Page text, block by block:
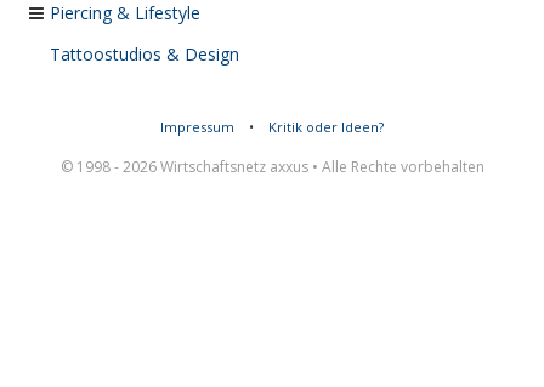
Piercing & Lifestyle
Tattoostudios & Design
Impressum • Kritik oder Ideen?
© 1998 - 2026 Wirtschaftsnetz axxus • Alle Rechte vorbehalten